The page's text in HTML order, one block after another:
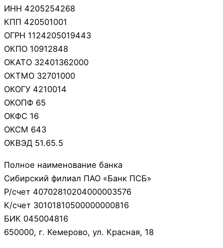
ИНН 4205254268
КПП 420501001
ОГРН 1124205019443
ОКПО 10912848
ОКАТО 32401362000
ОКТМО 32701000
ОКОГУ 4210014
ОКОПФ 65
ОКФС 16
ОКСМ 643
ОКВЭД 51.65.5
Полное наименование банка
Сибирский филиал ПАО «Банк ПСБ»
Р/счет 40702810204000003576
К/счет 30101810500000000816
БИК 045004816
650000, г. Кемерово, ул. Красная, 18